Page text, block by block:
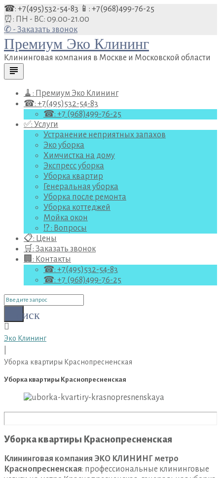
Перейти
к
содержанию
☎: +7(495)532-54-83 📱: +7(968)499-76-25
⏰: ПН - ВС: 09.00-21.00
✆ - Заказать звонок
Премиум Эко Клининг
Клининговая компания в Москве и Московской области
subject
🧹: Премиум Эко Клининг
☎: +7(495)532-54-83
☎: +7 (968)499-76-25
✅: Услуги
Устранение неприятных запахов
Эко уборка
Химчистка на дому
Экспресс уборка
Уборка квартир
Генеральная уборка
Уборка после ремонта
Уборка коттеджей
Мойка окон
⁉ : Вопросы
📋: Цены
🛒: Заказать звонок
🏢: Контакты
☎: +7(495)532-54-83
☎: +7 (968)499-76-25
Поиск
для:Поиск
Эко Клининг
Уборка квартиры Краснопресненская
Уборка квартиры Краснопресненская
Уборка квартиры Краснопресненская
Клининговая компания ЭКО КЛИНИНГ метро
Краснопресненская: профессиональные клининговые